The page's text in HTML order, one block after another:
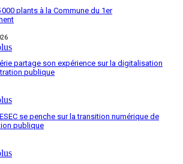
000 plants à la Commune du 1er
partage son expérience sur la digitalisation
publique
se penche sur la transition numérique de
publique